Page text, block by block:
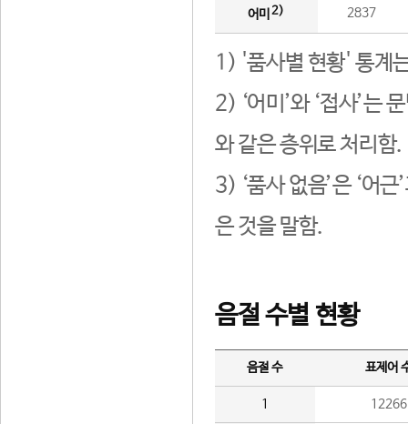
어미 2) 2837
1) '품사별 현황' 통계
2) ‘어미’와 ‘접사’는
와 같은 층위로 처리함.
3) ‘품사 없음’은 ‘어
은 것을 말함.
음절 수별 현황
음절 수 표제어
1 12266